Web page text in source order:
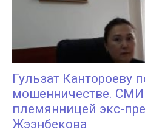
Гульзат Кантороеву
мошенничестве.
племянницей экс-
Жээнбекова